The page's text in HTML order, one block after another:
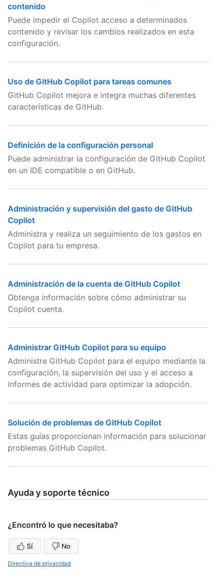
contenido
Puede impedir el Copilot acceso a determinados
contenido y revisar los cambios realizados en esta
configuración.
Uso de GitHub Copilot para tareas comunes
GitHub Copilot mejora e integra muchas diferentes
características de GitHub.
Definición de la configuración personal
Puede administrar la configuración de GitHub Copilot
en un IDE compatible o en GitHub.
Administración y supervisión del gasto de GitHub
Copilot
Administra y realiza un seguimiento de los gastos en
Copilot para tu empresa.
Administración de la cuenta de GitHub Copilot
Obtenga información sobre cómo administrar su
Copilot cuenta.
Administrar GitHub Copilot para su equipo
Administre GitHub Copilot para el equipo mediante la
configuración, la supervisión del uso y el acceso a
informes de actividad para optimizar la adopción.
Solución de problemas de GitHub Copilot
Estas guías proporcionan información para solucionar
problemas GitHub Copilot.
Ayuda y soporte técnico
¿Encontró lo que necesitaba?
Sí No
Directiva de privacidad